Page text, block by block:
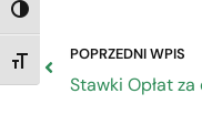
TOGGLE HIGH
TOGGLE FONT SIZE
POPRZEDNI WPIS